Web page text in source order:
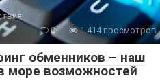
0
1 414 просмотров
обменников – наш
море возможностей